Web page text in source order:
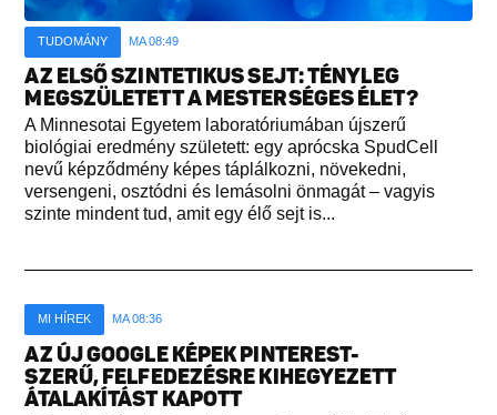
TUDOMÁNY MA 08:49
AZ ELSŐ SZINTETIKUS SEJT: TÉNYLEG
MEGSZÜLETETT A MESTERSÉGES ÉLET?
A Minnesotai Egyetem laboratóriumában újszerű
biológiai eredmény született: egy aprócska SpudCell
nevű képződmény képes táplálkozni, növekedni,
versengeni, osztódni és lemásolni önmagát – vagyis
szinte mindent tud, amit egy élő sejt is...
MI HÍREK MA 08:36
AZ ÚJ GOOGLE KÉPEK PINTEREST-
SZERŰ, FELFEDEZÉSRE KIHEGYEZETT
ÁTALAKÍTÁST KAPOTT